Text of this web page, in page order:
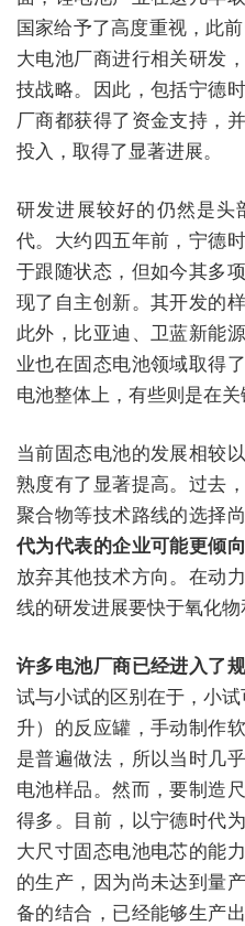
国家给予了高度重视，此
大电池厂商进行相关研发
技战略。因此，包括宁德
厂商都获得了资金支持，
投入，取得了显著进展。
研发进展较好的仍然是头
代。大约四五年前，宁德
于跟随状态，但如今其多
现了自主创新。其开发的
此外，比亚迪、卫蓝新能
业也在固态电池领域取得
电池整体上，有些则是在关
当前固态电池的发展相较
熟度有了显著提高。过去
聚合物等技术路线的选择
代为代表的企业可能更倾
放弃其他技术方向。在动
线的研发进展要快于氧化物
许多电池厂商已经进入了
试与小试的区别在于，小
升）的反应罐，手动制作
是普遍做法，所以当时几
电池样品。然而，要制造
得多。目前，以宁德时代
大尺寸固态电池电芯的能
的生产，因为尚未达到量
备的结合，已经能够生产